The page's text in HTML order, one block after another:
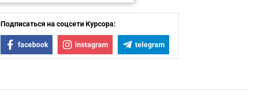
Подписаться на соцсети Курсора:
facebook instagram telegram